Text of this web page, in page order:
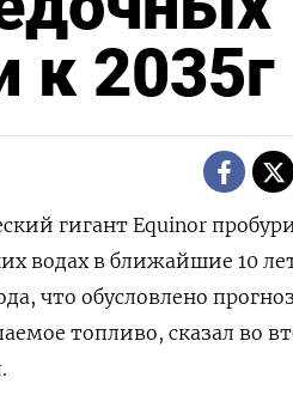
к 2035г
гигант Equinor
водах в ближайшие 10
что обусловлено
топливо, сказал во